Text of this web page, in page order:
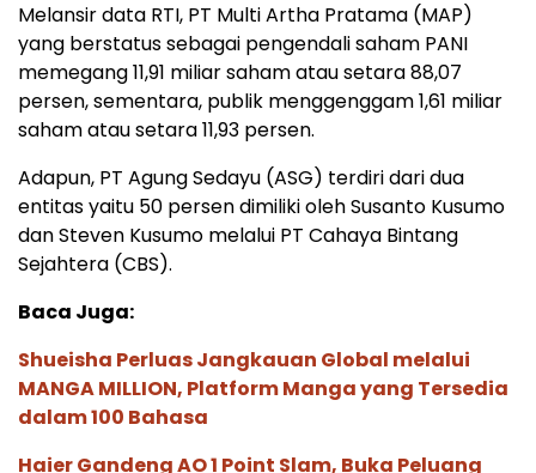
Melansir data RTI, PT Multi Artha Pratama (MAP)
yang berstatus sebagai pengendali saham PANI
memegang 11,91 miliar saham atau setara 88,07
persen, sementara, publik menggenggam 1,61 miliar
saham atau setara 11,93 persen.
Adapun, PT Agung Sedayu (ASG) terdiri dari dua
entitas yaitu 50 persen dimiliki oleh Susanto Kusumo
dan Steven Kusumo melalui PT Cahaya Bintang
Sejahtera (CBS).
Baca Juga:
Shueisha Perluas Jangkauan Global melalui
MANGA MILLION, Platform Manga yang Tersedia
dalam 100 Bahasa
Haier Gandeng AO 1 Point Slam, Buka Peluang